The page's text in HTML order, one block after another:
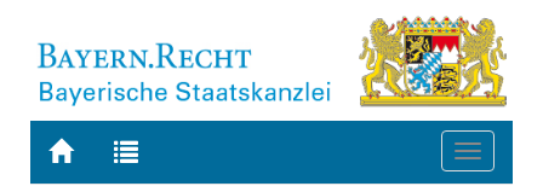
Zur
Zur
Toggle